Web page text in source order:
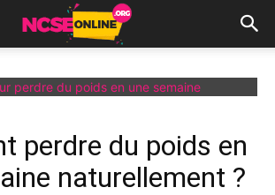
perdre du poids en
naturellement ?